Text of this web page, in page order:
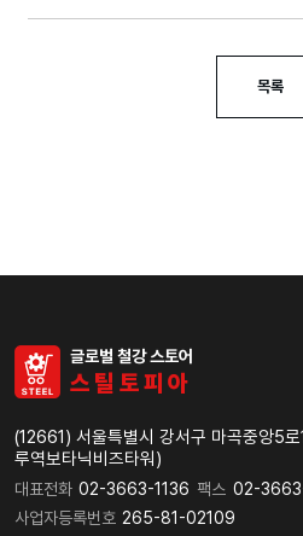
목록
글로벌 철강 스토어
스 틸 토피 아
(12661) 서울특별시 강서구 마곡중앙5
루역보타닉비즈타워)
대표전화 02-3663-1136 팩스 02-
사업자등록번호 265-81-02109